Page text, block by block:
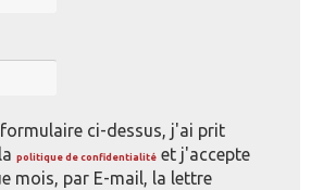
formulaire ci-dessus, j'ai prit
politique de confidentialité et j'accepte
mois, par E-mail, la lettre